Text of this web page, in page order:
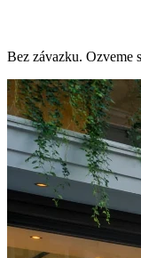
Bez závazku. Ozveme